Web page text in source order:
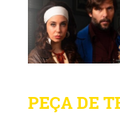
PEÇA DE